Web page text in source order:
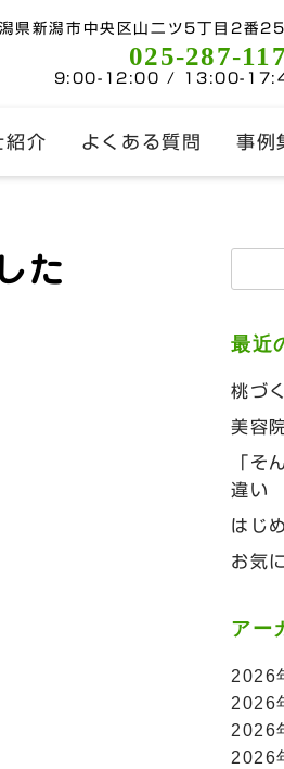
県新潟市中央区山二ツ5丁目2番
025-287-
9:00-12:00 / 13:00-
紹介 よくある質問 事例
た
検
最近
桃づ
美容
「そ
違い
はじ
お気
アー
2026
2026
2026
2026